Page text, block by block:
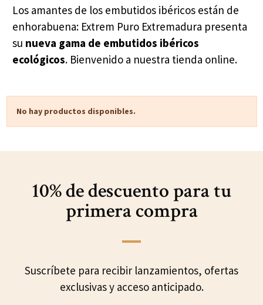
Los amantes de los embutidos ibéricos están de
enhorabuena: Extrem Puro Extremadura presenta
su nueva gama de embutidos ibéricos
ecológicos. Bienvenido a nuestra tienda online.
No hay productos disponibles.
10% de descuento paratu
primera compra
Suscríbete para recibir lanzamientos, ofertas
exclusivas y acceso anticipado.